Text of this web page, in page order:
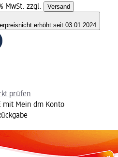
MwSt. zzgl. Versand
nicht erhöht seit 03.01.2024
prüfen
mit Mein dm Konto